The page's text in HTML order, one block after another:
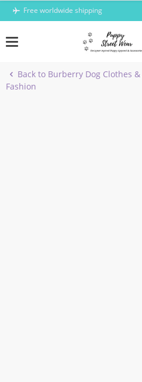
Skip
Free worldwide shipping
Back to Burberry Dog Clothes
Fashion